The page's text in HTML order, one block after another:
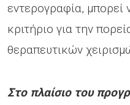
εντερογραφία, μπορεί
κριτήριο για την
θεραπευτικών
Στο πλαίσιο του